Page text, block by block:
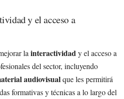
y el acceso a
la interactividady el acceso a
del sector, incluyendo
audiovisualque les permitirá
formativas y técnicas a lo largo del